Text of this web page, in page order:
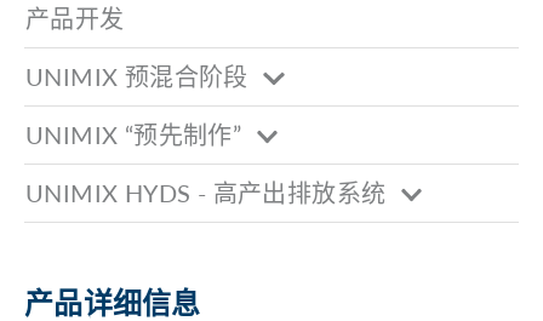
产品开发
UNIMIX 预混合阶段
UNIMIX “预先制作”
UNIMIX HYDS - 高产出排放系统
产品详细信息